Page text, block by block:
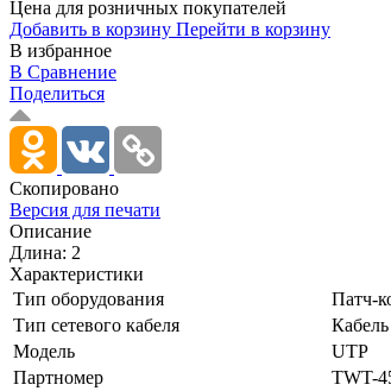
Цена для розничных покупателей
Добавить в корзину Перейти в корзину
В избранное
В Сравнение
Поделиться
Скопировано
Версия для печати
Описание
Длина: 2
Характеристики
Тип оборудования
Патч-
Тип сетевого кабеля
Модель
UTP
Партномер
TWT-